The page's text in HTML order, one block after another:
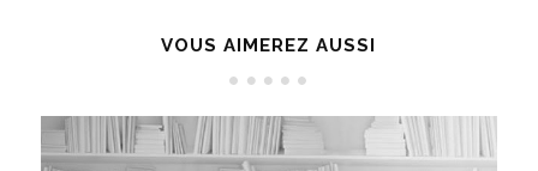
VOUS AIMEREZ AUSSI